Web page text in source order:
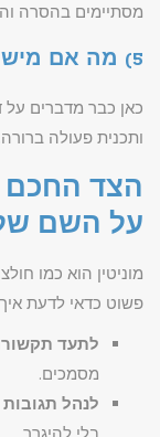
מסתיימים בהסרה
5) מה אם מישהו ממשיך לשתף שוב ושוב?
כאן כבר מדברים על
ותכנית פעולה ברורה.
הצד החכם
על השם
מוניטין הוא כמו
פשוט כדאי לדעת
לתעד
מסמכים.
לנהל